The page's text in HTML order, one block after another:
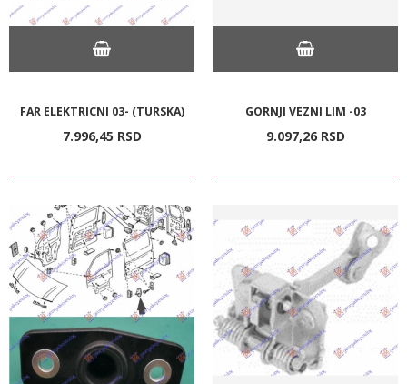
FAR ELEKTRICNI 03- (TURSKA)
7.996,45 RSD
GORNJI VEZNI LIM -03
9.097,26 RSD